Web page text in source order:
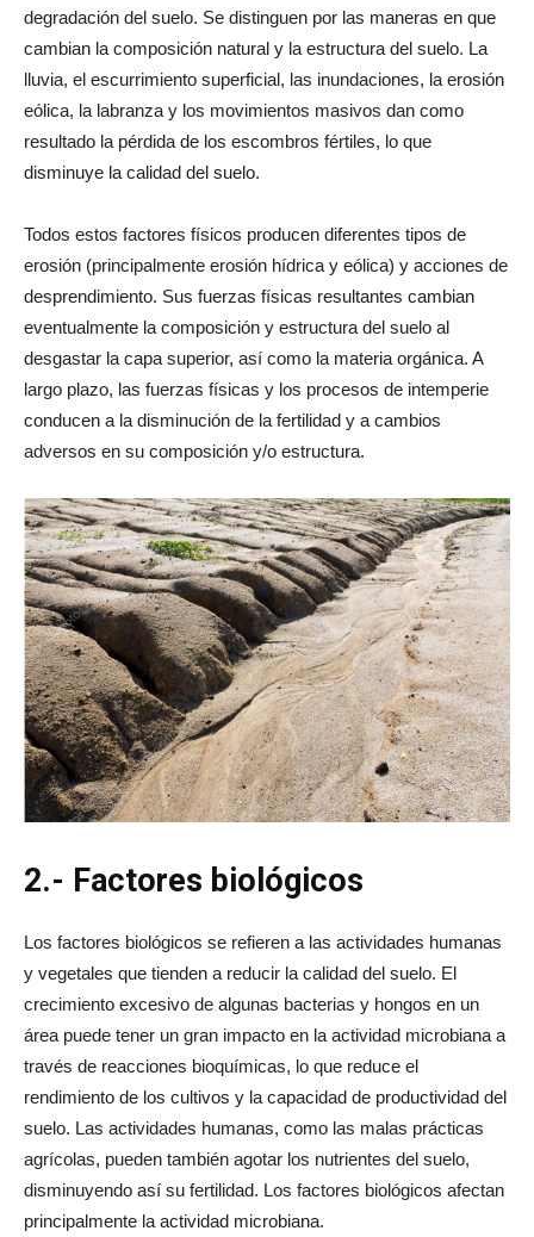
degradación del suelo. Se distinguen por las maneras en que
cambian la composición natural y la estructura del suelo. La
lluvia, el escurrimiento superficial, las inundaciones, la erosión
eólica, la labranza y los movimientos masivos dan como
resultado la pérdida de los escombros fértiles, lo que
disminuye la calidad del suelo.
Todos estos factores físicos producen diferentes tipos de
erosión (principalmente erosión hídrica y eólica) y acciones de
desprendimiento. Sus fuerzas físicas resultantes cambian
eventualmente la composición y estructura del suelo al
desgastar la capa superior, así como la materia orgánica. A
largo plazo, las fuerzas físicas y los procesos de intemperie
conducen a la disminución de la fertilidad y a cambios
adversos en su composición y/o estructura.
2.- Factores biológicos
Los factores biológicos se refieren a las actividades humanas
y vegetales que tienden a reducir la calidad del suelo. El
crecimiento excesivo de algunas bacterias y hongos en un
área puede tener un gran impacto en la actividad microbiana a
través de reacciones bioquímicas, lo que reduce el
rendimiento de los cultivos y la capacidad de productividad del
suelo. Las actividades humanas, como las malas prácticas
agrícolas, pueden también agotar los nutrientes del suelo,
disminuyendo así su fertilidad. Los factores biológicos afectan
principalmente la actividad microbiana.